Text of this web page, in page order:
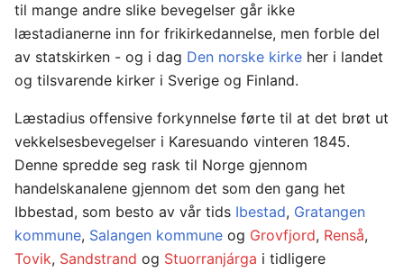
til mange andre slike bevegelser går ikke
læstadianerne inn for frikirkedannelse, men forble del
av statskirken - og i dag Den norske kirke her i landet
og tilsvarende kirker i Sverige og Finland.
Læstadius offensive forkynnelse førte til at det brøt ut
vekkelsesbevegelser i Karesuando vinteren 1845.
Denne spredde seg rask til Norge gjennom
handelskanalene gjennom det som den gang het
Ibbestad, som besto av vår tids Ibestad, Gratangen
kommune, Salangen kommune og Grovfjord, Renså,
Tovik, Sandstrand og Stuorranjárga i tidligere